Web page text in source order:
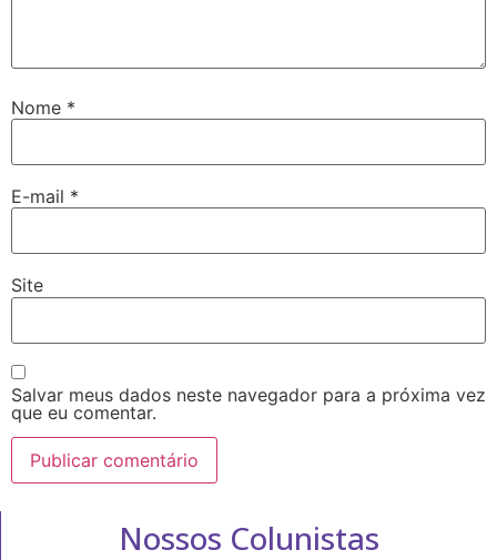
Nome *
E-mail *
Site
Salvar meus dados neste navegador para a próxima vez
que eu comentar.
Nossos Colunistas